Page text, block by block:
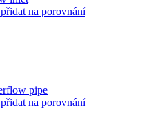
přidat na porovnání
přidat na porovnání